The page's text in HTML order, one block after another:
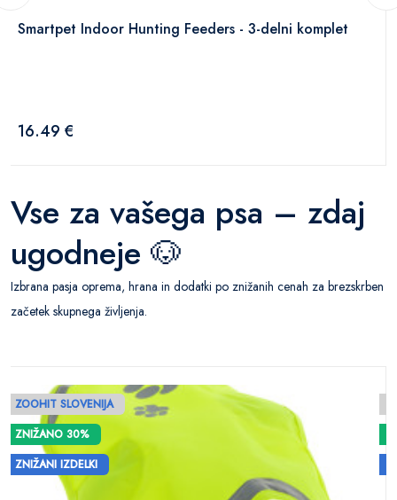
Smartpet Indoor Hunting Feeders - 3-delni komplet
16.49 €
Vse za vašega psa – zdaj
ugodneje 🐶
Izbrana pasja oprema, hrana in dodatki po znižanih cenah za brezskrben
začetek skupnega življenja.
ZOOHIT SLOVENIJA
ZNIŽANO 30%
ZNIŽANI IZDELKI